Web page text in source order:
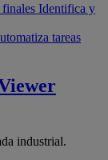
Identifica y
tareas
industrial.